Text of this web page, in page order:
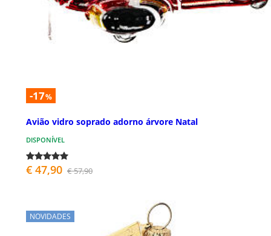
-17%
Avião vidro soprado adorno árvore Natal
DISPONÍVEL
€ 47,90 € 57,90
NOVIDADES